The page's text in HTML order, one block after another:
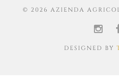
© 2026 AZIENDA
DESIGNED BY